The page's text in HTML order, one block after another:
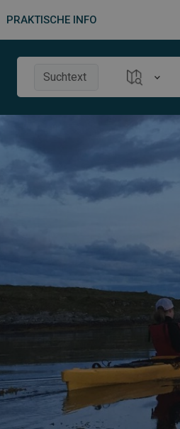
PRAKTISCHE INFO